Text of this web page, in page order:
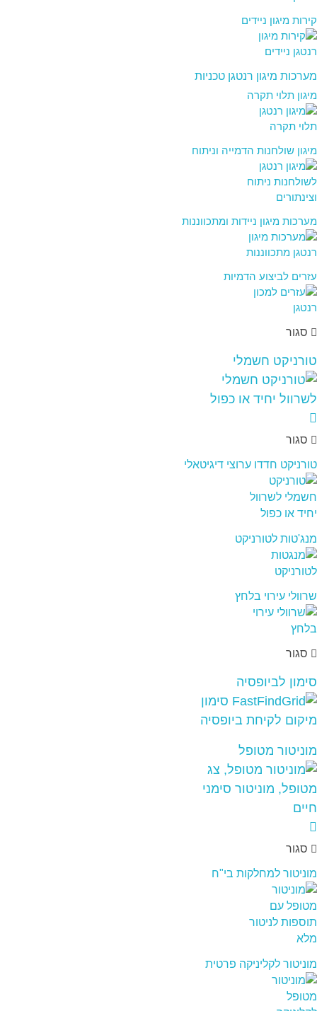
קירות מיגון ניידים
מערכות מיגון רנטגן טכניות
מיגון תלוי תקרה
מיגון שולחנות הדמייה וניתוח
מערכות מיגון ניידות ומתכווננות
עזרים לביצוע הדמיות
סגור
טורניקט חשמלי
סגור
טורניקט חדדו ערוצי דיגיטאלי
מנג'טות לטורניקט
שרוולי עירוי בלחץ
סגור
סימון לביופסיה
מוניטור מטופל
סגור
מוניטור למחלקות בי"ח
מוניטור לקליניקה פרטית